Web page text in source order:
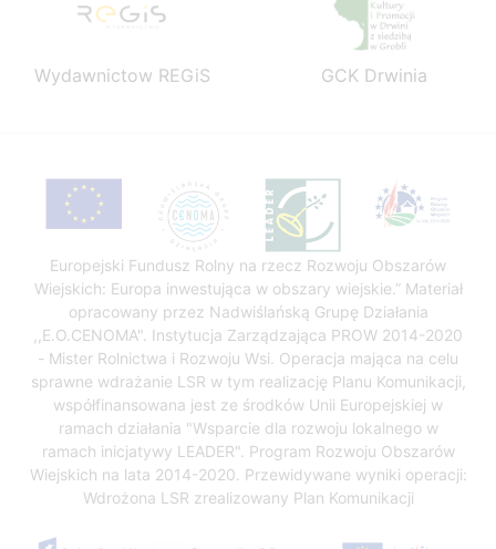
GCK Drwinia GCK Rzezawa
Europejski Fundusz Rolny na rzecz Rozwoju Obszarów
Wiejskich: Europa inwestująca w obszary wiejskie.” Materiał
opracowany przez Nadwiślańską Grupę Działania
,,E.O.CENOMA". Instytucja Zarządzająca PROW 2014-2020
- Mister Rolnictwa i Rozwoju Wsi. Operacja mająca na celu
sprawne wdrażanie LSR w tym realizację Planu Komunikacji,
współfinansowana jest ze środków Unii Europejskiej w
ramach działania "Wsparcie dla rozwoju lokalnego w
ramach inicjatywy LEADER". Program Rozwoju Obszarów
Wiejskich na lata 2014-2020. Przewidywane wyniki operacji:
Wdrożona LSR zrealizowany Plan Komunikacji